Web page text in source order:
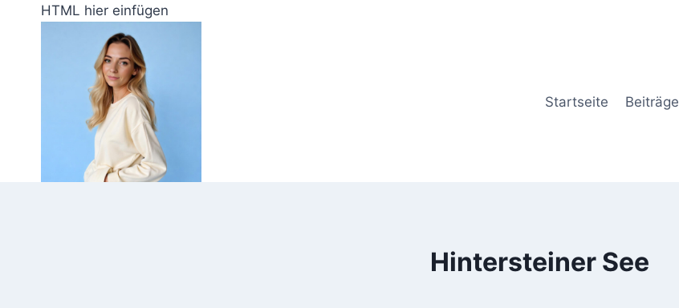
HTML hier einfügen
Startseite Beiträge
Hintersteiner See